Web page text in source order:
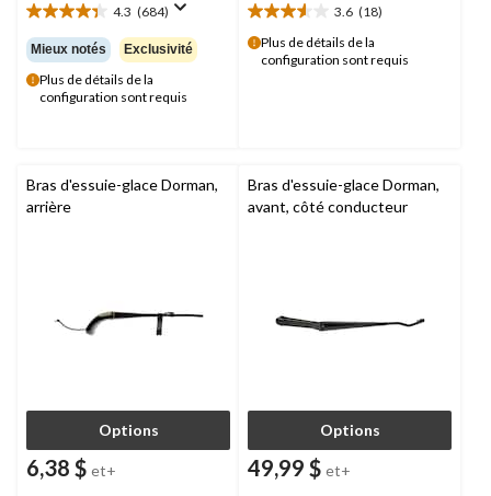
4.3 (684)
4.3
étoile(s)
sur
5.
684
Mieux notés Exclusivité
Plus de détails de la
configuration sont requis
3.6 (18)
3.6
étoile(s)
sur
Plus de détails de la
configuration sont requis
Bras d'essuie-glace Dorman,
arrière
Options
6,38 $ et+
Bras d'essuie-glace Dorman,
avant, côté conducteur
Options
49,99 $ et+